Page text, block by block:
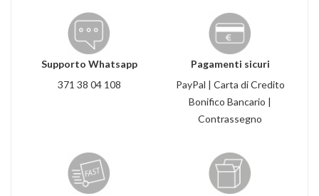
Supporto Whatsapp
371 38 04 108
Pagamenti sicuri
PayPal | Carta di Credito
Bonifico Bancario |
Contrassegno